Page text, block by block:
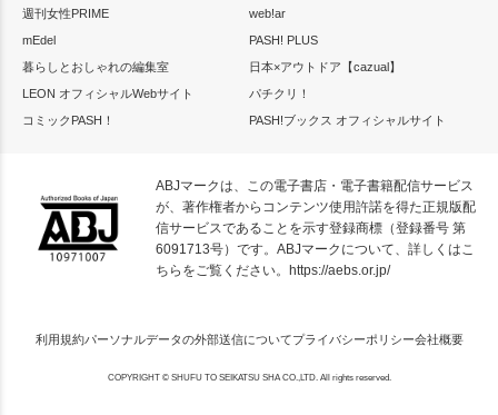
週刊女性PRIME
web!ar
mEdel
PASH! PLUS
暮らしとおしゃれの編集室
日本×アウトドア【cazual】
LEON オフィシャルWebサイト
パチクリ！
コミックPASH！
PASH!ブックス オフィシャルサイト
ABJマークは、この電子書店・電子書籍配信サービス
が、著作権者からコンテンツ使用許諾を得た正規版配
信サービスであることを示す登録商標（登録番号 第
6091713号）です。ABJマークについて、詳しくはこ
ちらをご覧ください。
https://aebs.or.jp/
利用規約パーソナルデータの外部送信についてプライバシーポリシー会社概要
COPYRIGHT © SHUFU TO SEIKATSU SHA CO.,LTD. All rights reserved.